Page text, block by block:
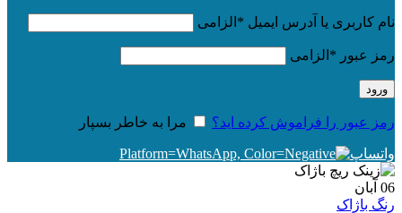
نام کاربری یا آدرس ایمیل * الزامی
رمز عبور * الزامی
ورود
رمز عبور را فراموش کرده اید؟ مرا به خاطر بسپار
واتساپ
06 آبان
رنگ باژاک